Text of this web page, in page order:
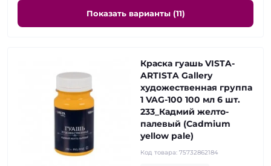
Показать варианты (11)
Краска гуашь VISTA-
ARTISTA Gallery
художественная группа
1 VAG-100 100 мл 6 шт.
233_Кадмий желто-
палевый (Cadmium
yellow pale)
Код товара: 75732862184